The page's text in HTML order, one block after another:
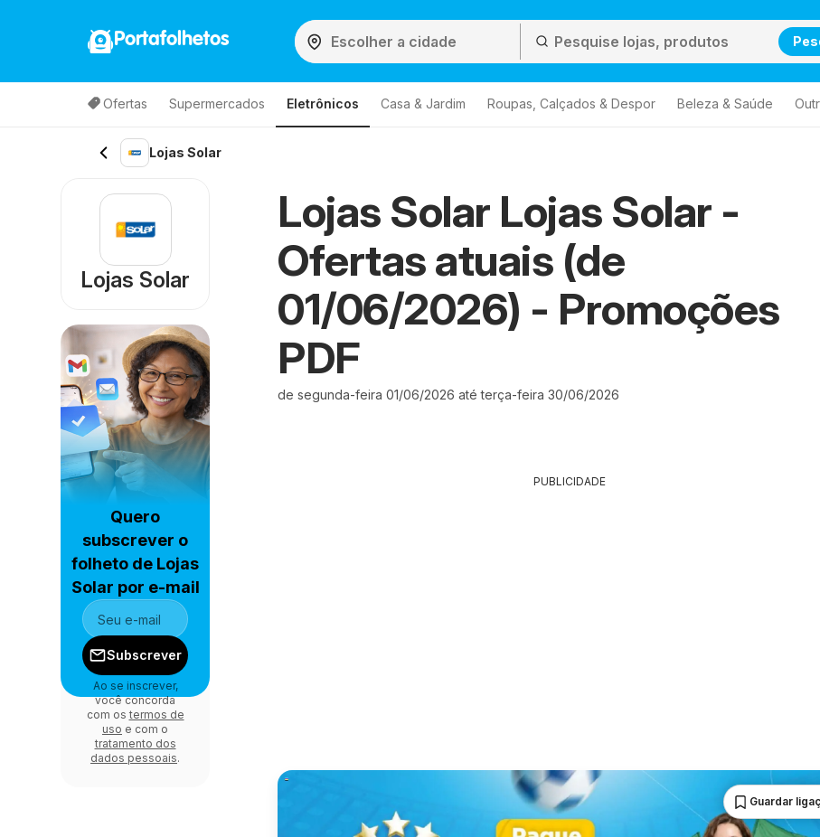
Portafolhetos
Ofertas Supermercados Eletrônicos Casa & Jardim Roupas, Calçados & Despor Beleza & Saúde
Lojas Solar
Lojas Solar Lojas Solar -
Ofertas atuais (de
01/06/2026) - Promoções
PDF
de segunda-feira 01/06/2026 até terça-feira 30/06/2026
PUBLICIDADE
Guardar
Lojas Solar
Quero
subscrever o
folheto de Lojas
Solar por e-mail
Subscrever
Ao se inscrever,
você concorda
com os termos de
uso e com o
tratamento dos
dados pessoais.